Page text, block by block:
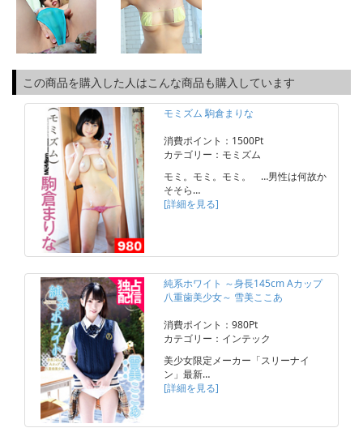
この商品を購入した人はこんな商品も購入しています
モミズム 駒倉まりな
消費ポイント：1500Pt
カテゴリー：モミズム
モミ。モミ。モミ。 …男性は何故か
そそら…
[詳細を見る]
純系ホワイト ～身長145cm Aカップ
八重歯美少女～ 雪美ここあ
消費ポイント：980Pt
カテゴリー：インテック
美少女限定メーカー「スリーナイ
ン」最新…
[詳細を見る]